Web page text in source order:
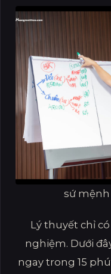
sứ mệnh
Lý thuyết chỉ
nghiệm. Dưới
ngay trong 15